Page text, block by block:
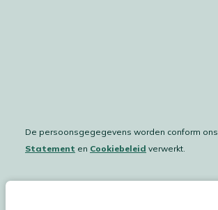
De persoonsgegegevens worden conform ons
Statement en Cookiebeleid verwerkt.